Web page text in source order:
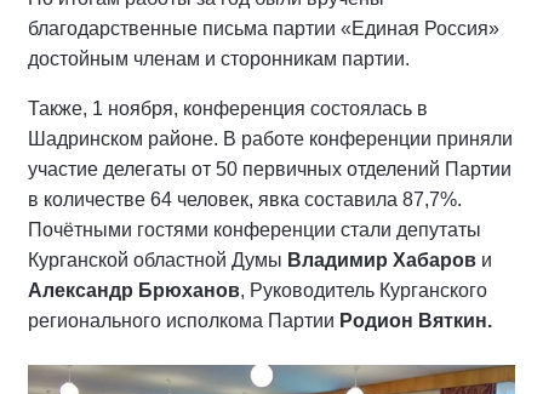
благодарственные письма партии «Единая Россия»
достойным членам и сторонникам партии.
Также, 1 ноября, конференция состоялась в
Шадринском районе. В работе конференции приняли
участие делегаты от 50 первичных отделений Партии
в количестве 64 человек, явка составила 87,7%.
Почётными гостями конференции стали депутаты
Курганской областной Думы Владимир Хабаров и
Александр Брюханов, Руководитель Курганского
регионального исполкома Партии Родион Вяткин.